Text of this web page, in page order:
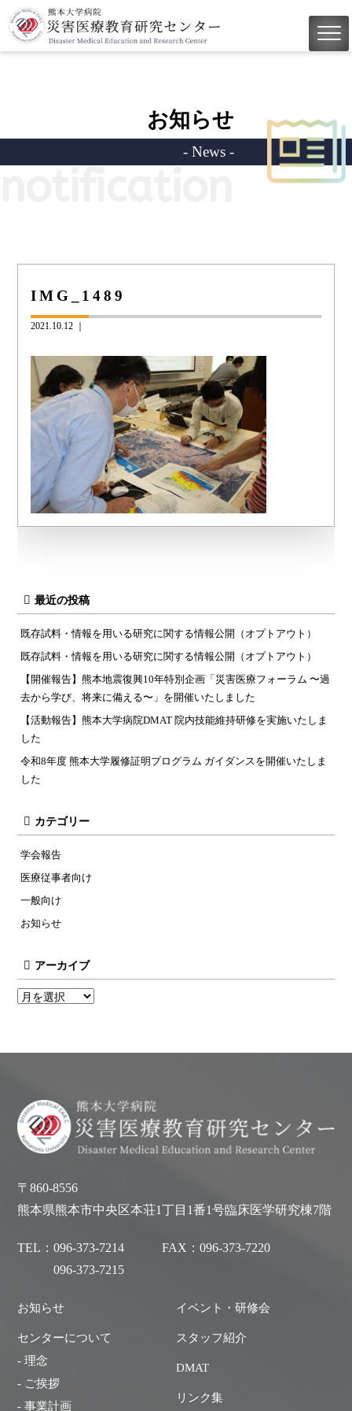
お知らせ
- News -
IMG_1489
2021.10.12 ｜
最近の投稿
既存試料・情報を用いる研究に関する情報公開（オプトアウト）
既存試料・情報を用いる研究に関する情報公開（オプトアウト）
【開催報告】熊本地震復興10年特別企画「災害医療フォーラム 〜過
去から学び、将来に備える〜」を開催いたしました
【活動報告】熊本大学病院DMAT 院内技能維持研修を実施いたしま
した
令和8年度 熊本大学履修証明プログラム ガイダンスを開催いたしま
した
カテゴリー
学会報告
医療従事者向け
一般向け
お知らせ
アーカイブ
〒860-8556
熊本県熊本市中央区本荘1丁目1番1号臨床医学研究棟7階
TEL：096-373-7214
096-373-7215
FAX：096-373-7220
お知らせ
センターについて
- 理念
- ご挨拶
- 事業計画
イベント・研修会
スタッフ紹介
DMAT
リンク集